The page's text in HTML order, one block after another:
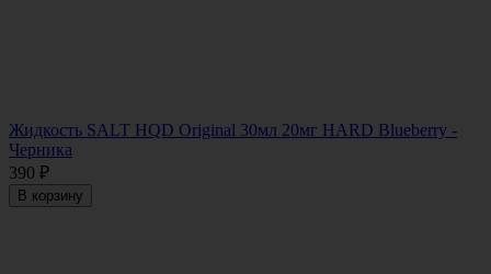
Жидкость SALT HQD Original 30мл 20мг HARD Blueberry -
Черника
390 ₽
В корзину